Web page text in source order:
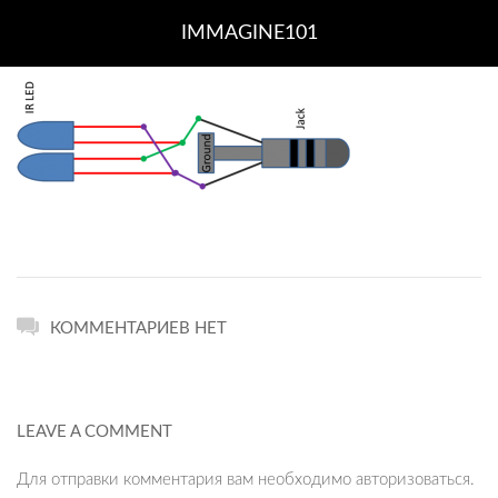
IMMAGINE101
КОММЕНТАРИЕВ НЕТ
LEAVE A COMMENT
Для отправки комментария вам необходимо авторизоваться.